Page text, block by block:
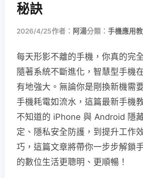
秘訣
2026/4/25作者： 阿湯分類： 手機應用
每天形影不離的手機，你真的完
隨著系統不斷進化，智慧型手機
有地強大。無論你是剛換新機需
手機耗電如流水，這篇最新手機
不知道的 iPhone 與 Android 隱
定、隱私安全防護，到提升工作
巧，這篇文章將帶你一步步解鎖
的數位生活更聰明、更順暢！